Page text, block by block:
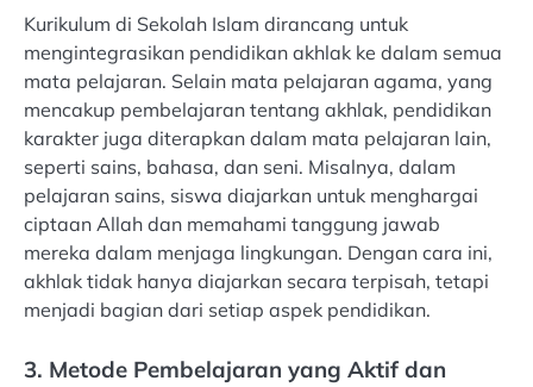
Kurikulum di Sekolah Islam dirancang untuk
mengintegrasikan pendidikan akhlak ke dalam semua
mata pelajaran. Selain mata pelajaran agama, yang
mencakup pembelajaran tentang akhlak, pendidikan
karakter juga diterapkan dalam mata pelajaran lain,
seperti sains, bahasa, dan seni. Misalnya, dalam
pelajaran sains, siswa diajarkan untuk menghargai
ciptaan Allah dan memahami tanggung jawab
mereka dalam menjaga lingkungan. Dengan cara ini,
akhlak tidak hanya diajarkan secara terpisah, tetapi
menjadi bagian dari setiap aspek pendidikan.
3. Metode Pembelajaran yang Aktif dan